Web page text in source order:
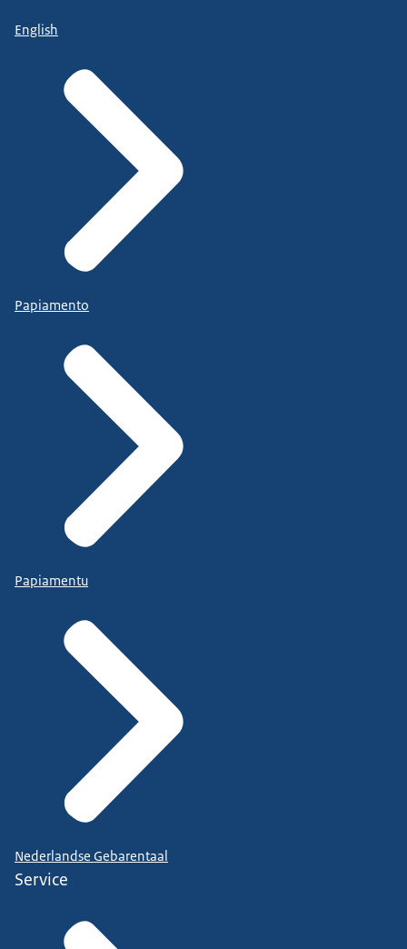
English
Papiamento
Papiamentu
Nederlandse Gebarentaal
Service